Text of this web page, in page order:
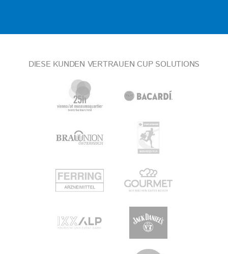
DIESE KUNDEN VERTRAUEN CUP SOLUTIONS